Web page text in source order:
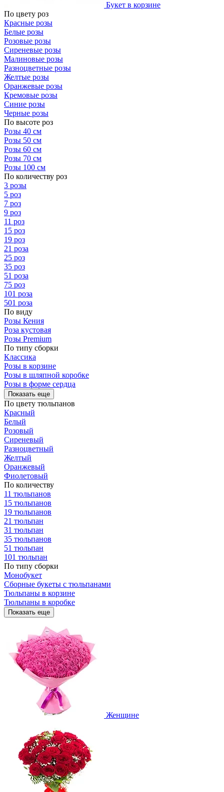
Букет в корзине
По цвету роз
Красные розы
Белые розы
Розовые розы
Сиреневые розы
Малиновые розы
Разноцветные розы
Желтые розы
Оранжевые розы
Кремовые розы
Синие розы
Черные розы
По высоте роз
Розы 40 см
Розы 50 см
Розы 60 см
Розы 70 см
Розы 100 см
По количеству роз
3 розы
5 роз
7 роз
9 роз
11 роз
15 роз
19 роз
21 роза
25 роз
35 роз
51 роза
75 роз
101 роза
501 роза
По виду
Розы Кения
Роза кустовая
Розы Premium
По типу сборки
Классика
Розы в корзине
Розы в шляпной коробке
Розы в форме сердца
Показать еще
По цвету тюльпанов
Красный
Белый
Розовый
Сиреневый
Разноцветный
Желтый
Оранжевый
Фиолетовый
По количеству
11 тюльпанов
15 тюльпанов
19 тюльпанов
21 тюльпан
31 тюльпан
35 тюльпанов
51 тюльпан
101 тюльпан
По типу сборки
Монобукет
Сборные букеты с тюльпанами
Тюльпаны в корзине
Тюльпаны в коробке
Показать еще
Женщине